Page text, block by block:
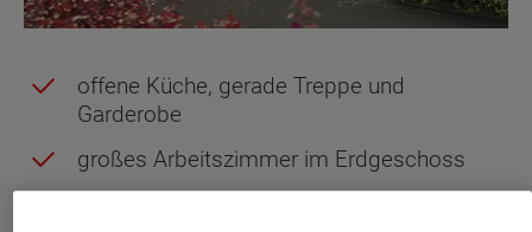
offene Küche, gerade Treppe und
Garderobe
großes Arbeitszimmer im Erdgeschoss